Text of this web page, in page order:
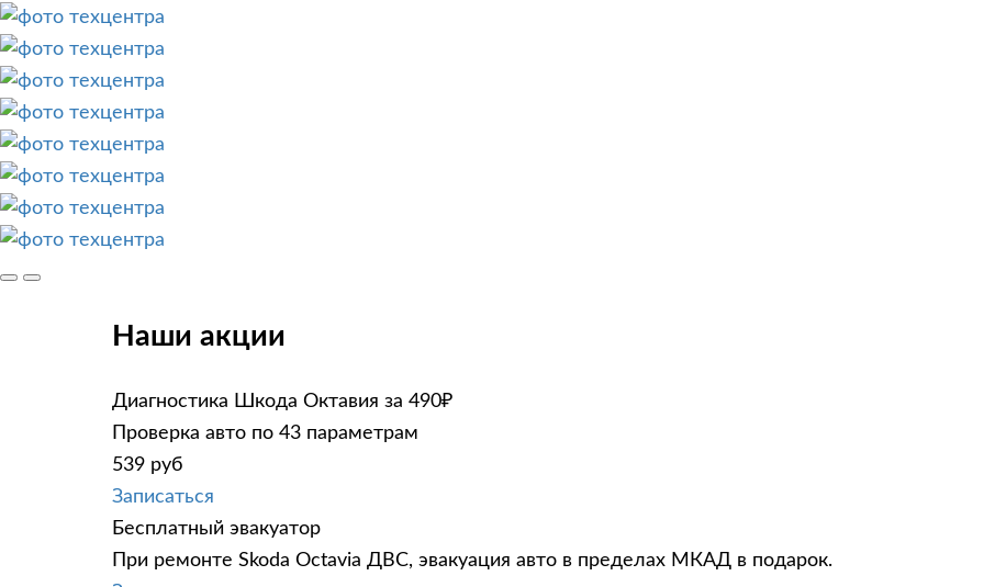
Наши акции
Диагностика Шкода Октавия за 490₽
Проверка авто по 43 параметрам
539 руб
Записаться
Бесплатный эвакуатор
При ремонте Skoda Octavia ДВС, эвакуация авто в пределах МКАД в подарок.